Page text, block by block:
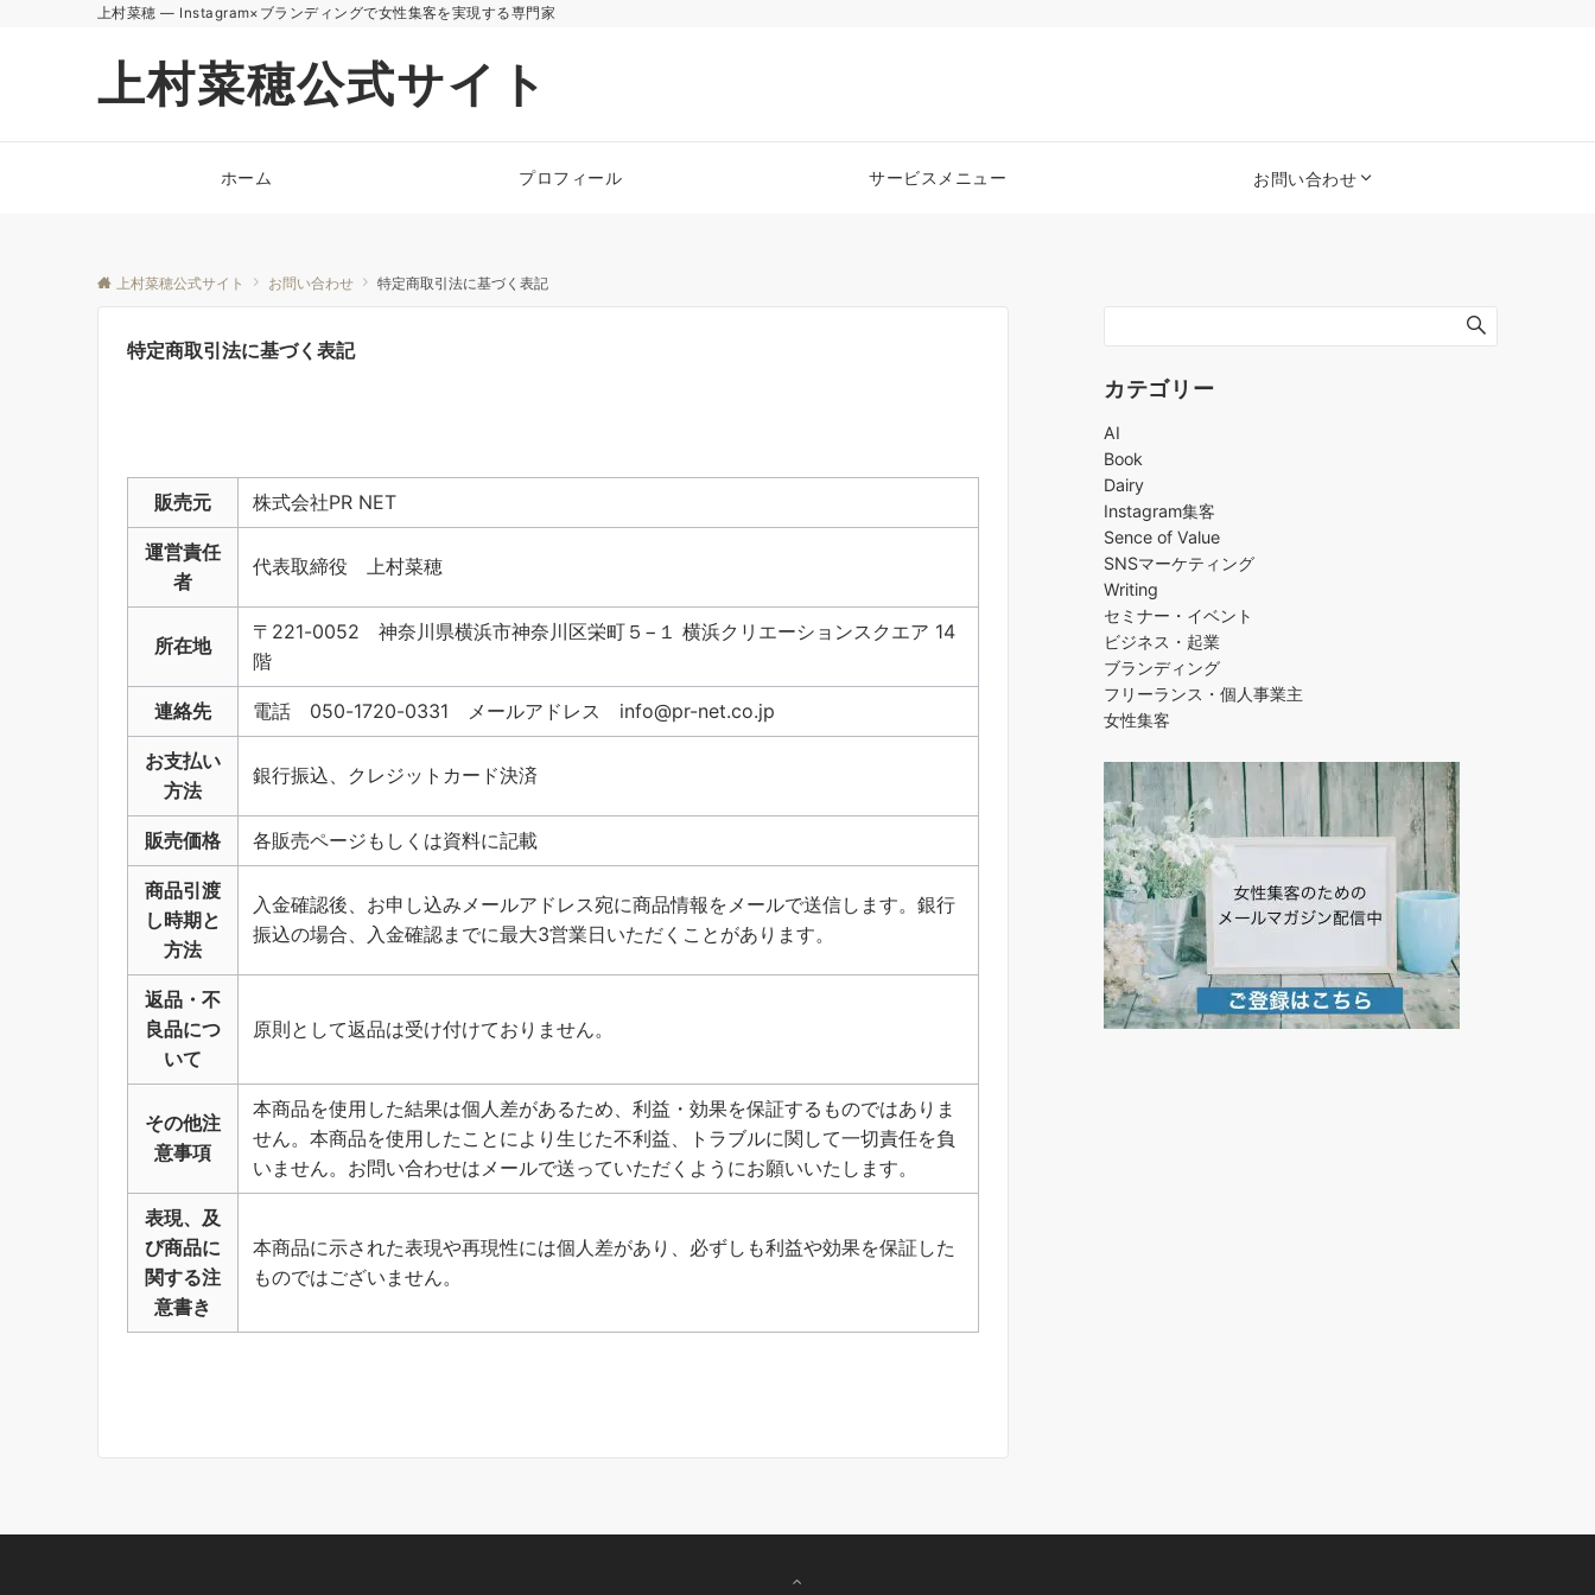
上村菜穂 — Instagram×ブランディングで女性集客を実現する専門家
上村菜穂公式サイト
ホーム プロフィール サービスメニュー お問い合わせ
上村菜穂公式サイト お問い合わせ 特定商取引法に基づく表記
特定商取引法に基づく表記
販売元 株式会社PR NET
運営責任
者
代表取締役 上村菜穂
所在地
〒221-0052 神奈川県横浜市神奈川区栄町５−１ 横浜クリエーションスクエア 14
階
連絡先 電話 050-1720-0331 メールアドレス info@pr-net.co.jp
お支払い
方法
銀行振込、クレジットカード決済
販売価格 各販売ページもしくは資料に記載
商品引渡
し時期と
方法
入金確認後、お申し込みメールアドレス宛に商品情報をメールで送信します。銀行
振込の場合、入金確認までに最大3営業日いただくことがあります。
返品・不
良品につ
いて
原則として返品は受け付けておりません。
その他注
意事項
本商品を使用した結果は個人差があるため、利益・効果を保証するものではありま
せん。本商品を使用したことにより生じた不利益、トラブルに関して一切責任を負
いません。お問い合わせはメールで送っていただくようにお願いいたします。
表現、及
び商品に
関する注
意書き
本商品に示された表現や再現性には個人差があり、必ずしも利益や効果を保証した
ものではございません。
カテゴリー
AI
Book
Dairy
Instagram集客
Sence of Value
SNSマーケティング
Writing
セミナー・イベント
ビジネス・起業
ブランディング
フリーランス・個人事業主
女性集客